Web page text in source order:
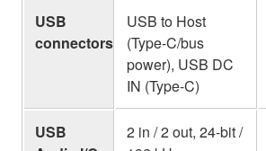
USB
connectors
USB to Host
(Type-C/bus
power), USB DC
IN (Type-C)
USB
2 in / 2 out, 24-bit /